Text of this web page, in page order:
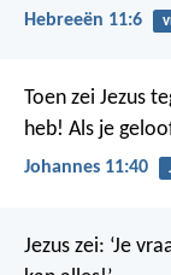
Hebreeën 11:6
Toen zei Jezus
heb! Als je
Johannes 11:40
Jezus zei: ‘Je